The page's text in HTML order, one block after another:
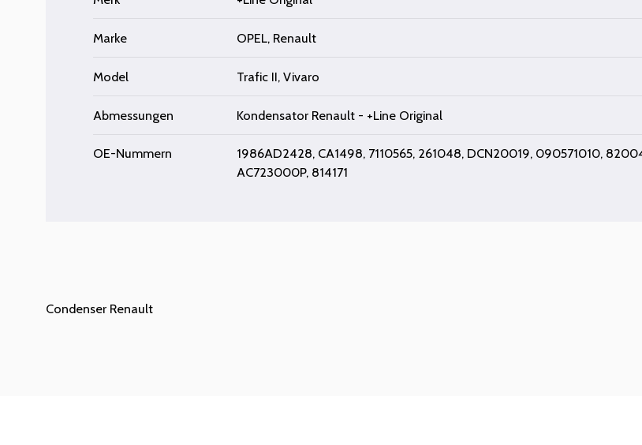
Marke OPEL, Renault
Model Trafic II,Vivaro
Abmessungen Kondensator Renault - +Line Original
OE-Nummern
1986AD2428, CA1498, 7110565, 261048, DCN20019, 090571010,
AC723000P, 814171
Condenser Renault